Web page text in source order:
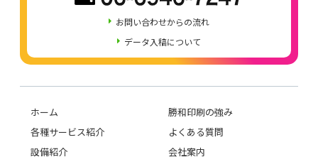
お問い合わせからの流れ
データ入稿について
ホーム
勝和印刷の強み
各種サービス紹介
よくある質問
設備紹介
会社案内